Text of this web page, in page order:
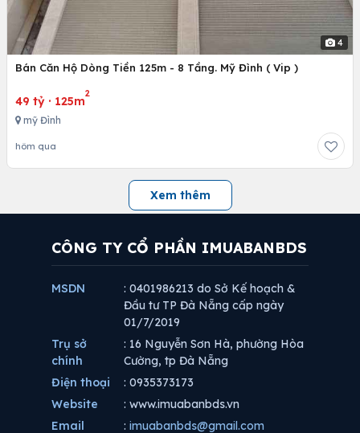
4
Bán Căn Hộ Dòng Tiền 125m - 8 Tầng. Mỹ Đình ( Vip )
49 tỷ · 125m
2
mỹ Đình
hôm qua
Xem thêm
CÔNG TY CỔ PHẦN IMUABANBDS
MSDN
: 0401986213 do Sở Kế hoạch &
Đầu tư TP Đà Nẵng cấp ngày
01/7/2019
Trụ sở
chính
: 16 Nguyễn Sơn Hà, phường Hòa
Cường, tp Đà Nẵng
Điện thoại
: 0935373173
Website
: www.imuabanbds.vn
Email
: imuabanbds@gmail.com